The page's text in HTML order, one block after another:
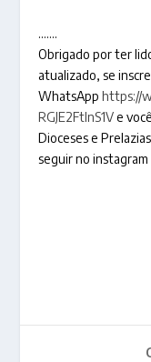
…….
Obrigado por ter
atualizado, se
WhatsApphttps://
RGJE2FtlnS1Ve
Dioceses e
seguir no instagram